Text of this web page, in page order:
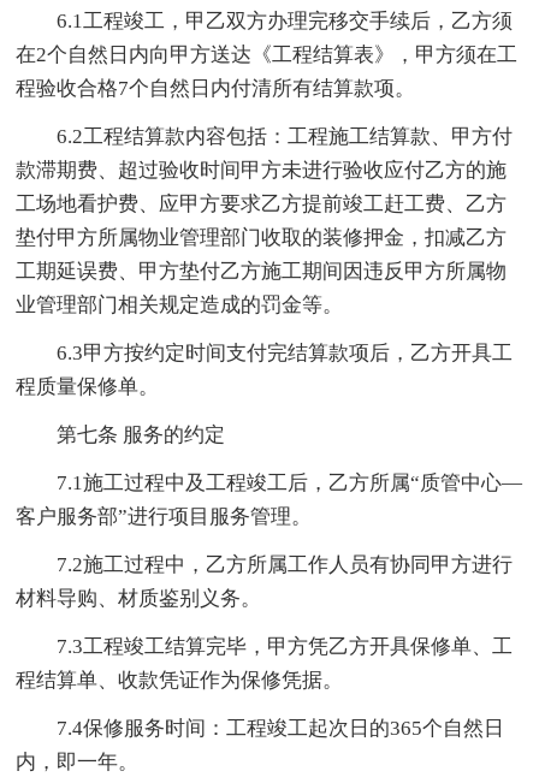
6.1工程竣工，甲乙双方办理完移交手续后，乙方须
在2个自然日内向甲方送达《工程结算表》，甲方须在工
程验收合格7个自然日内付清所有结算款项。
6.2工程结算款内容包括：工程施工结算款、甲方付
款滞期费、超过验收时间甲方未进行验收应付乙方的施
工场地看护费、应甲方要求乙方提前竣工赶工费、乙方
垫付甲方所属物业管理部门收取的装修押金，扣减乙方
工期延误费、甲方垫付乙方施工期间因违反甲方所属物
业管理部门相关规定造成的罚金等。
6.3甲方按约定时间支付完结算款项后，乙方开具工
程质量保修单。
第七条 服务的约定
7.1施工过程中及工程竣工后，乙方所属“质管中心—
客户服务部”进行项目服务管理。
7.2施工过程中，乙方所属工作人员有协同甲方进行
材料导购、材质鉴别义务。
7.3工程竣工结算完毕，甲方凭乙方开具保修单、工
程结算单、收款凭证作为保修凭据。
7.4保修服务时间：工程竣工起次日的365个自然日
内，即一年。